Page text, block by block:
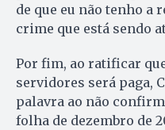
de que eu não tenho a
crime que está sendo
Por fim, ao ratificar
servidores será paga,
palavra ao não
folha de dezembro de